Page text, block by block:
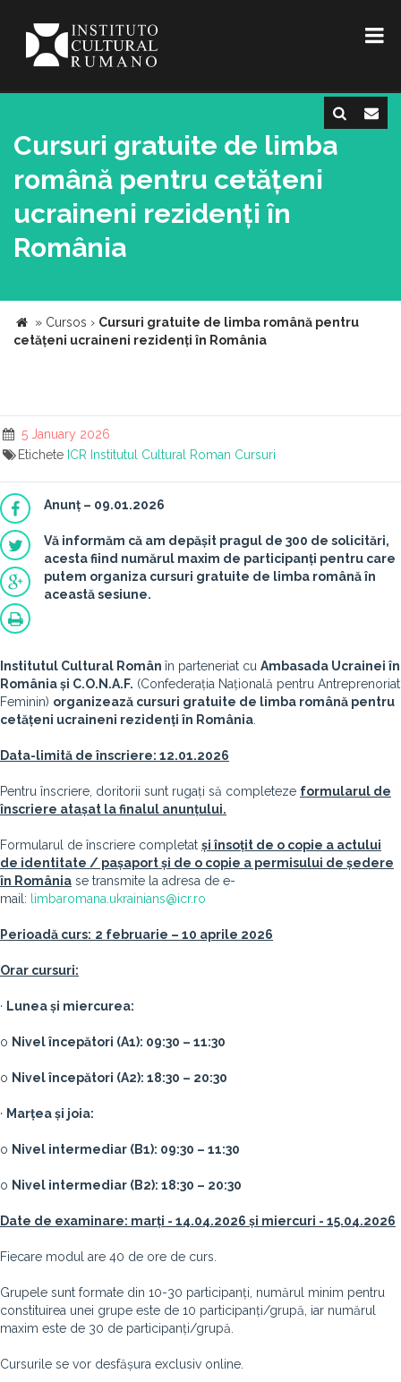
Cursuri gratuite de limba
română pentru cetățeni
ucraineni rezidenți în
România
» Cursos › Cursuri gratuite de limba română pentru
cetățeni ucraineni rezidenți în România
5 January 2026
Etichete ICR Institutul Cultural Roman Cursuri
Anunț – 09.01.2026
Vă informăm că am depășit pragul de 300 de solicitări,
acesta fiind numărul maxim de participanți pentru care
putem organiza cursuri gratuite de limba română în
această sesiune.
Institutul Cultural Român în parteneriat cu Ambasada Ucrainei în
România și C.O.N.A.F. (Confederația Națională pentru Antreprenoriat
Feminin) organizează cursuri gratuite de limba română pentru
cetățeni ucraineni rezidenți în România
Data-limită de înscriere: 12.01.2026
Pentru înscriere, doritorii sunt rugați să completeze formularul de
înscriere atașat la finalul anunțului.
Formularul de înscriere completat și însoțit de o copie a actului
de identitate / pașaport și de o copie a permisului de ședere
în România se transmite la adresa de e-
mail:
limbaromana.ukrainians@icr.ro
Perioadă curs: 2 februarie – 10 aprile 2026
Orar cursuri:
· Lunea și miercurea:
o Nivel începători (A1): 09:30 – 11:30
o Nivel începători (A2): 18:30 – 20:30
· Marțea și joia:
o Nivel intermediar (B1): 09:30 – 11:30
o Nivel intermediar (B2): 18:30 – 20:30
Date de examinare: marți - 14.04.2026 și miercuri - 15.04.2026
Fiecare modul are 40 de ore de curs.
Grupele sunt formate din 10-30 participanți, numărul minim pentru
constituirea unei grupe este de 10 participanți/grupă, iar numărul
maxim este de 30 de participanți/grupă.
Cursurile se vor desfășura exclusiv online.